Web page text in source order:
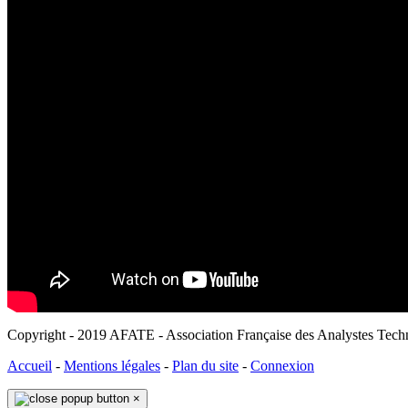
Copyright - 2019 AFATE - Association Française des Analystes
Accueil - Mentions légales - Plan du site - Connexion
×